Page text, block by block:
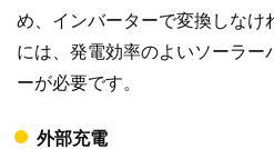
め、インバーターで変換しなけ
には、発電効率のよいソーラー
ーが必要です。
外部充電